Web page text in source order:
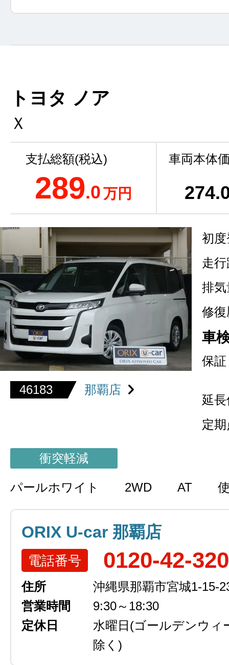
トヨタ ノア
Ｘ
支払総額(税込)
289.0万円
車両本体
274
46183 那覇店
初
走
排気
修復
車
保証
延
定
衝突軽減
パールホワイト 2WD AT
ORIX U-car 那覇店
電話番号 0120-42-
住所
沖縄県那覇市宮城1-15-
営業時間
9:30～18:30
定休日
水曜日 (ゴールデンウィ
除く)